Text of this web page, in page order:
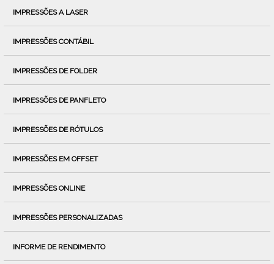
IMPRESSÕES A LASER
IMPRESSÕES CONTÁBIL
IMPRESSÕES DE FOLDER
IMPRESSÕES DE PANFLETO
IMPRESSÕES DE RÓTULOS
IMPRESSÕES EM OFFSET
IMPRESSÕES ONLINE
IMPRESSÕES PERSONALIZADAS
INFORME DE RENDIMENTO